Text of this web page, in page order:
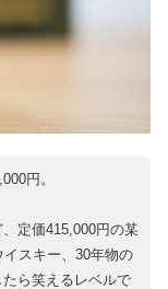
円。
定価415,000円の某
スキー、30年物の
ら笑えるレベルで